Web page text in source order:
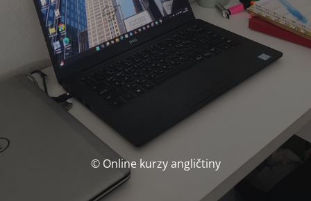
© Online kurzy angličtiny